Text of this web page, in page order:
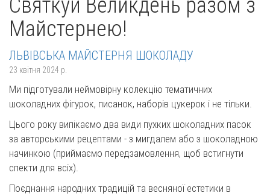
Святкуй Великдень разом з
Майстернею!
ЛЬВІВСЬКА МАЙСТЕРНЯ ШОКОЛАДУ
23 квітня 2024 р.
Ми підготували неймовірну колекцію тематичних
шоколадних фігурок, писанок, наборів цукерок і не тільки.
Цього року випікаємо два види пухких шоколадних пасок
за авторськими рецептами - з мигдалем або з шоколадною
начинкою (приймаємо передзамовлення, щоб встигнути
спекти для всіх).
Поєднання народних традицій та весняної естетики в